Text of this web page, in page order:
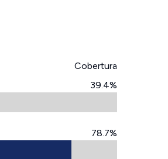
Cobertura
39.4%
78.7%